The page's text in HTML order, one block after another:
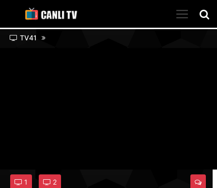
TV41
1 2